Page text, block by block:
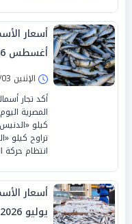
أغسطس 2026
الإثنين 03/أغسطس/2026 - 10:00 ص
أكد تجار
انتظام حركة
يوليو 2026